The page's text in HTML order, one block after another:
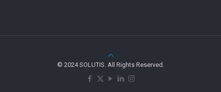
© 2024 SOLUTIS. All Rights Reserved.